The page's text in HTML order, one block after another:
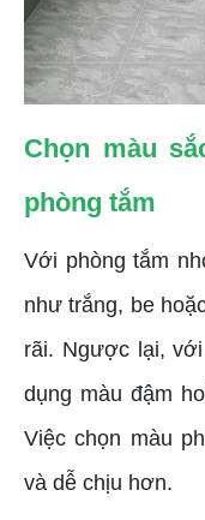
Chọn màu
phòng tắm
Với phòng tắm
như trắng, be
rãi. Ngược lại,
dụng màu đậm
Việc chọn màu
và dễ chịu hơn.